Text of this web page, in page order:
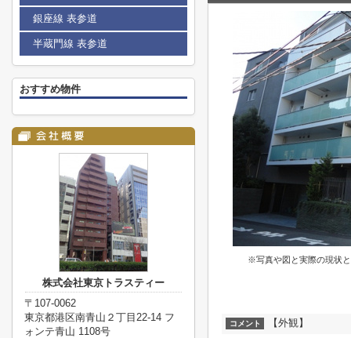
※写真や図と実際の現状
コメント 【外観】
銀座線 表参道
半蔵門線 表参道
おすすめ物件
株式会社東京トラスティー
〒107-0062
東京都港区南青山２丁目22-14 フ
ォンテ青山 1108号